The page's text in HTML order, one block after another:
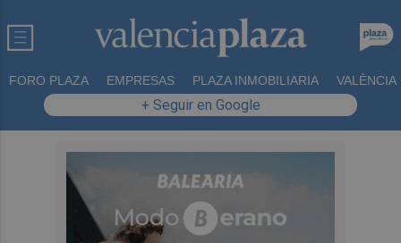
FORO PLAZA EMPRESAS PLAZA INMOBILIARIA VALÈNCIA
+ Seguir en Google